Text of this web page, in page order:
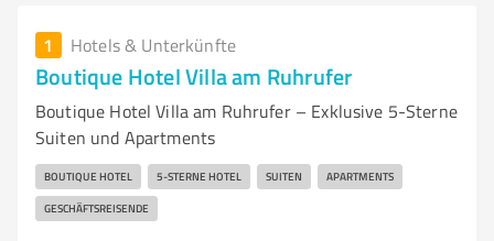
1 Hotels & Unterkünfte
Boutique Hotel Villa am Ruhrufer
Boutique Hotel Villa am Ruhrufer – Exklusive 5-Sterne
Suiten und Apartments
BOUTIQUE HOTEL 5-STERNE HOTEL SUITEN APARTMENTS
GESCHÄFTSREISENDE